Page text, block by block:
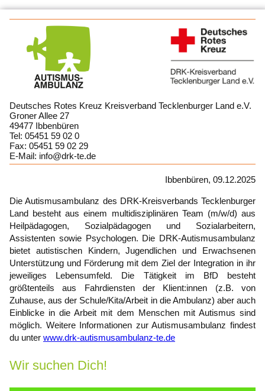
Deutsches Rotes Kreuz Kreisverband Tecklenburger Land e.V.
Groner Allee 27
49477 Ibbenbüren
Tel: 05451 59 02 0
Fax: 05451 59 02 29
E-Mail: info@drk-te.de
Ibbenbüren, 09.12.2025
Die Autismusambulanz des DRK-Kreisverbands Tecklenburger
Land besteht aus einem multidisziplinären Team (m/w/d) aus
Heilpädagogen, Sozialpädagogen und Sozialarbeitern,
Assistenten sowie Psychologen. Die DRK-Autismusambulanz
bietet autistischen Kindern, Jugendlichen und Erwachsenen
Unterstützung und Förderung mit dem Ziel der Integration in ihr
jeweiliges Lebensumfeld. Die Tätigkeit im BfD besteht
größtenteils aus Fahrdiensten der Klient:innen (z.B. von
Zuhause, aus der Schule/Kita/Arbeit in die Ambulanz) aber auch
Einblicke in die Arbeit mit dem Menschen mit Autismus sind
möglich. Weitere Informationen zur Autismusambulanz findest
du unter www.drk-autismusambulanz-te.de
Wir suchen Dich!